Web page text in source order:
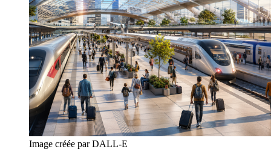
Image créée par DALL-E